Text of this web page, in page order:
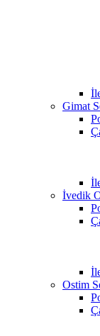
Gimat
İvedik
Ostim